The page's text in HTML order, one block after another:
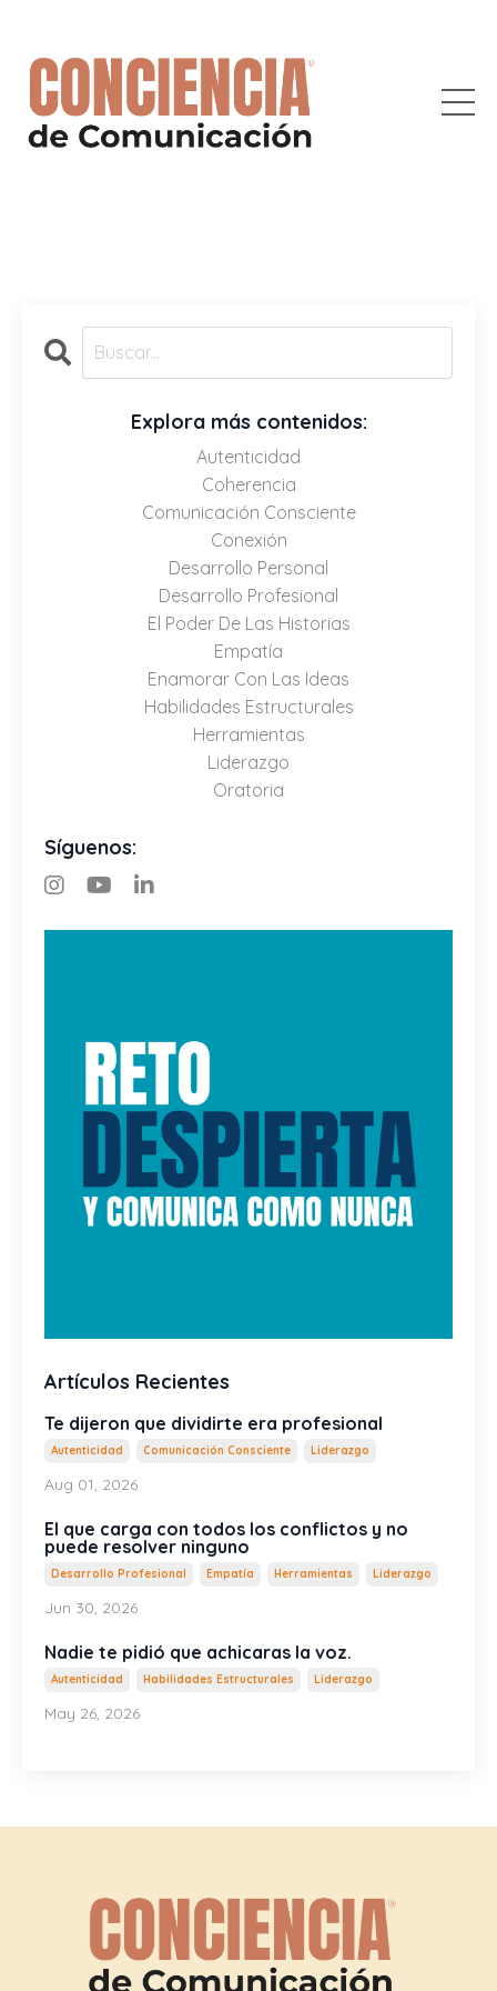
Explora más contenidos:
Autenticidad
Coherencia
Comunicación Consciente
Conexión
Desarrollo Personal
Desarrollo Profesional
El Poder De Las Historias
Empatía
Enamorar Con Las Ideas
Habilidades Estructurales
Herramientas
Liderazgo
Oratoria
Síguenos:
Artículos Recientes
Te dijeron que dividirte era profesional
Autenticidad Comunicación Consciente Liderazgo
Aug 01, 2026
El que carga con todos los conflictos y no
puede resolver ninguno
Desarrollo Profesional Empatía Herramientas Liderazgo
Jun 30, 2026
Nadie te pidió que achicaras la voz.
Autenticidad Habilidades Estructurales Liderazgo
May 26, 2026